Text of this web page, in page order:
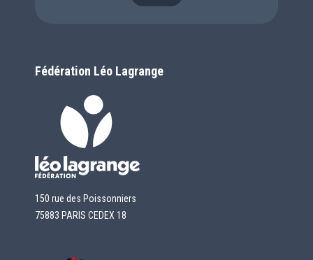
Fédération Léo Lagrange
150 rue des Poissonniers
75883 PARIS CEDEX 18